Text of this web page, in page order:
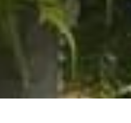
проблем
спинкой